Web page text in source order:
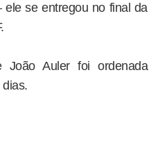
ele se entregou no final da
João Auler foi ordenada